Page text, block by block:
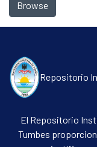
Browse
Repositorio
El Repositorio
Tumbes